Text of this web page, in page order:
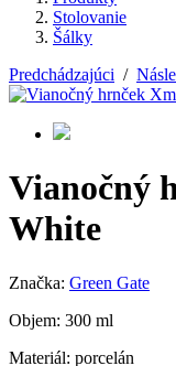
Stolovanie
Šálky
Predchádzajúci /
Vianočný
White
Značka: Green Gate
Objem: 300 ml
Materiál: porcelán